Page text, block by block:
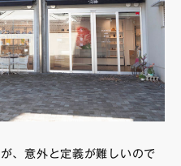
、意外と定義が難しいので